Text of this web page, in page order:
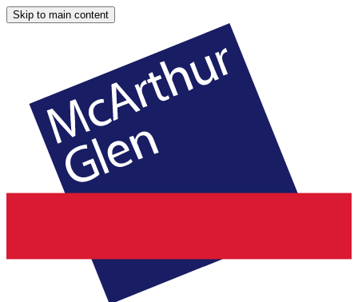
Skip to main content